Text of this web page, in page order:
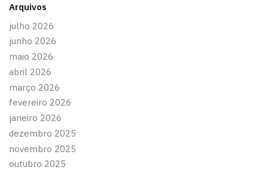
Arquivos
julho 2026
junho 2026
maio 2026
abril 2026
março 2026
fevereiro 2026
janeiro 2026
dezembro 2025
novembro 2025
outubro 2025